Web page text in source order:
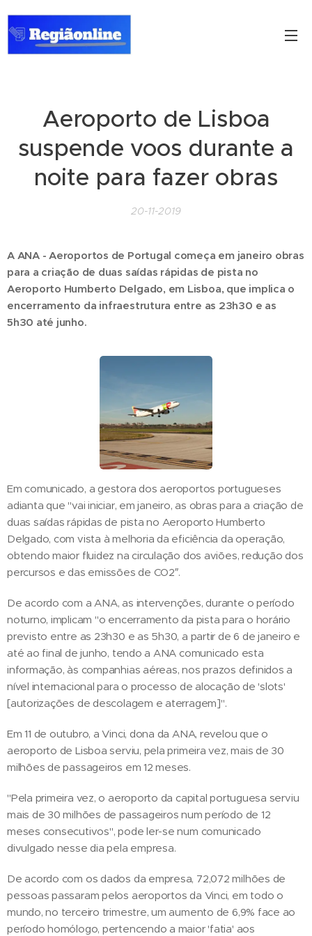
Aeroporto de Lisboa
suspende voos durante a
noite para fazer obras
20-11-2019
A ANA - Aeroportos de Portugal começa em janeiro obras
para a criação de duas saídas rápidas de pista no
Aeroporto Humberto Delgado, em Lisboa, que implica o
encerramento da infraestrutura entre as 23h30 e as
5h30 até junho.
Em comunicado, a gestora dos aeroportos portugueses
adianta que "vai iniciar, em janeiro, as obras para a criação de
duas saídas rápidas de pista no Aeroporto Humberto
Delgado, com vista à melhoria da eficiência da operação,
obtendo maior fluidez na circulação dos aviões, redução dos
percursos e das emissões de CO2″.
De acordo com a ANA, as intervenções, durante o período
noturno, implicam "o encerramento da pista para o horário
previsto entre as 23h30 e as 5h30, a partir de 6 de janeiro e
até ao final de junho, tendo a ANA comunicado esta
informação, às companhias aéreas, nos prazos definidos a
nível internacional para o processo de alocação de 'slots'
[autorizações de descolagem e aterragem]".
Em 11 de outubro, a Vinci, dona da ANA, revelou que o
aeroporto de Lisboa serviu, pela primeira vez, mais de 30
milhões de passageiros em 12 meses.
"Pela primeira vez, o aeroporto da capital portuguesa serviu
mais de 30 milhões de passageiros num período de 12
meses consecutivos", pode ler-se num comunicado
divulgado nesse dia pela empresa.
De acordo com os dados da empresa, 72,072 milhões de
pessoas passaram pelos aeroportos da Vinci, em todo o
mundo, no terceiro trimestre, um aumento de 6,9% face ao
período homólogo, pertencendo a maior 'fatia' aos